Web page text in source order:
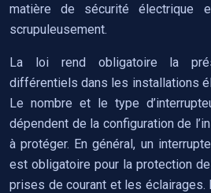
matière de sécurité électrique
scrupuleusement.
La loi rend obligatoire la
différentiels dans les installations
Le nombre et le type
dépendent de la configuration de
à protéger. En général, un
est obligatoire pour la protection
prises de courant et les